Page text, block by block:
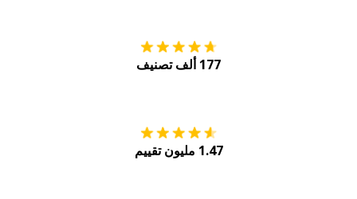
177 ألف تصنيف
1.47 مليون تقييم